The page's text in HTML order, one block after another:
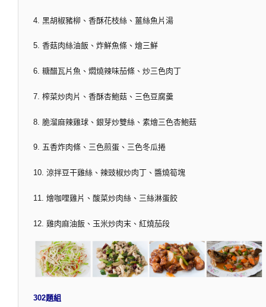
4. 黑胡椒豬柳、香酥花枝絲、薑絲魚片湯
5. 香菇肉絲油飯、炸鮮魚條、燴三鮮
6. 糖醋瓦片魚、燜燒辣味茄條、炒三色肉丁
7. 榨菜炒肉片、香酥杏鮑菇、三色豆腐羹
8. 脆溜麻辣雞球、銀芽炒雙絲、素燴三色杏鮑菇
9. 五香炸肉條、三色煎蛋、三色冬瓜捲
10. 涼拌豆干雞絲、辣豉椒炒肉丁、醬燒筍塊
11. 燴咖哩雞片、酸菜炒肉絲、三絲淋蛋餃
12. 雞肉麻油飯、玉米炒肉末、紅燒茄段
302題組